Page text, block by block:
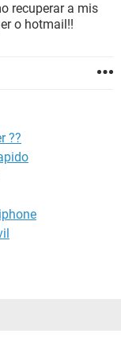
recuperar a mis
o hotmail!!
??